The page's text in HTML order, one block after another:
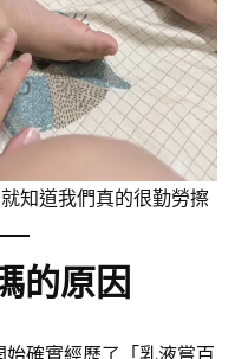
知道我們真的很勤勞擦
的原因